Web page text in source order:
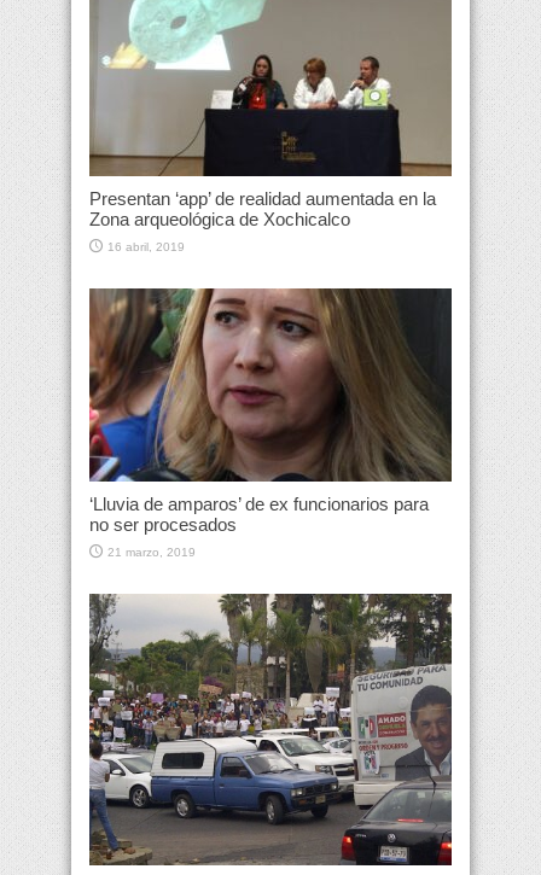
Presentan ‘app’ de realidad aumentada en la
Zona arqueológica de Xochicalco
16 abril, 2019
‘Lluvia de amparos’ de ex funcionarios para
no ser procesados
21 marzo, 2019